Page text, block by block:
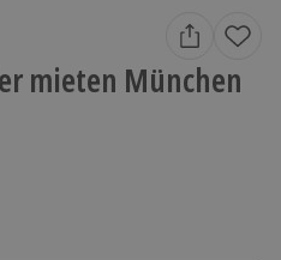
mieten München